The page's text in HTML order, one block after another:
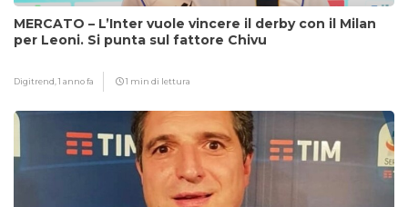
MERCATO – L’Inter vuole vincere il derby con il Milan
per Leoni. Si punta sul fattore Chivu
Digitrend,1 anno fa 1 min di lettura